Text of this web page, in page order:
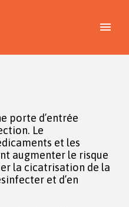
porte d’entrée
Le
et les
augmenter le risque
la cicatrisation de la
et d’en